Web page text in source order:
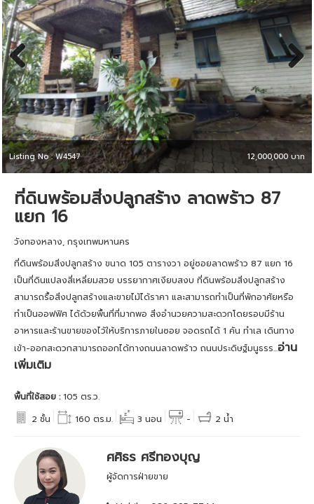
Previous Next
Listing No : W4547 12,000,000 บาท
ที่ดินพร้อมสิ่งปลูกสร้าง ลาดพร้าว 87
แยก 16
วังทองหลาง, กรุงเทพมหานคร
ที่ดินพร้อมสิ่งปลูกสร้าง ขนาด 105 ตารางวา อยู่ซอยลาดพร้าว 87 แยก 16
เป็นที่ดินแปลงสี่เหลี่ยมสวย บรรยากาศเงียบสงบ ที่ดินพร้อมสิ่งปลูกสร้าง
สามารถรื้อสิ่งปลูกสร้างและขายไม้ได้ราคา และสามารถทำเป็นที่พักอาศัยหรือ
ทำเป็นออฟฟิศ ได้ด้วยพื้นที่ที่มากพอ สิ่งอำนวยความสะดวกโดยรอบมีร้าน
อาหารและร้านขายของไว้ให้บริการภายในซอย จอดรถได้ 1 คัน ทำเล เดินทาง
เข้า-ออกสะดวกสามารถออกได้ทางถนนลาดพร้าว ถนนประดิษฐ์มนูธรร...อ่าน
เพิ่มเติม
พื้นที่ใช้สอย :105 ตร.ว.
2 ชั้น
160 ตร.ม. 3 นอน - 2 น้ำ
ศศิธร ศรีทองบุญ
ผู้จัดการฝ่ายขาย